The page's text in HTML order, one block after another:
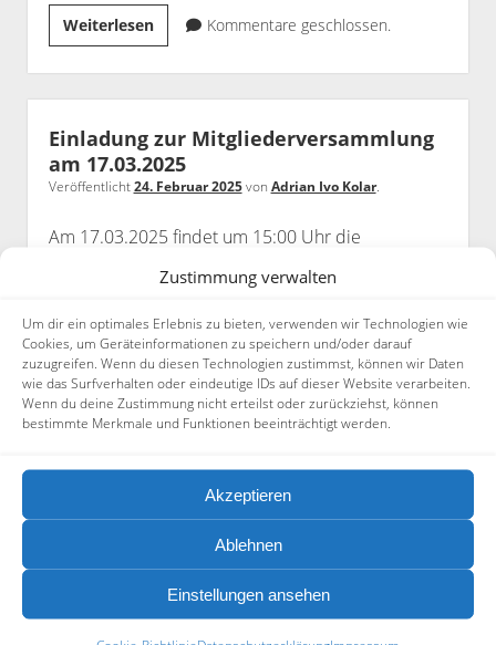
Zustimmung verwalten
Um dir ein optimales Erlebnis zu bieten, verwenden wir Technologien wie
Cookies, um Geräteinformationen zu speichern und/oder darauf
zuzugreifen. Wenn du diesen Technologien zustimmst, können wir Daten
wie das Surfverhalten oder eindeutige IDs auf dieser Website verarbeiten.
Wenn du deine Zustimmung nicht erteilst oder zurückziehst, können
bestimmte Merkmale und Funktionen beeinträchtigt werden.
Akzeptieren
Ablehnen
Einstellungen ansehen
Datenschutzerklärung
WeiterlesenEinladung
zur
Mitgliederversammlung
Kommentare geschlossen.
Einladung zur Mitgliederversammlung
am 17.03.2025
Veröffentlicht24. Februar 2025von Adrian Ivo Kolar.
Am 17.03.2025 findet um 15:00 Uhr die
Alle Mitglieder sind herzlich Eingeladen.
WeiterlesenEinladung
zur
Mitgliederversammlung
am
Kommentare geschlossen.
Suchen
Aktuelle Beiträge